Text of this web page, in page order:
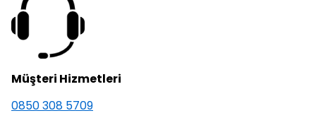
Müşteri Hizmetleri
0850 308 5709